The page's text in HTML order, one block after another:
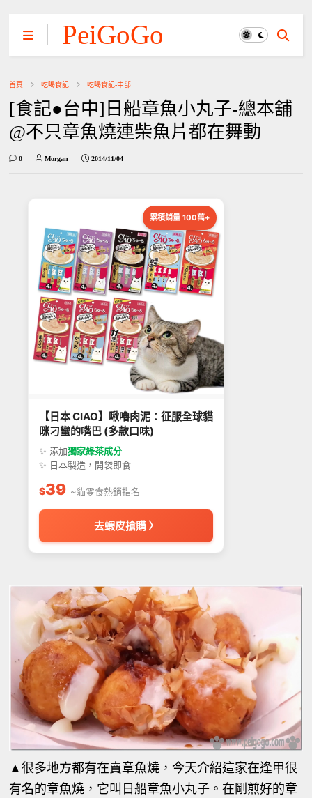
PeiGoGo
首頁 吃喝食記 吃喝食記-中部
[食記●台中]日船章魚小丸子-總本舖
@不只章魚燒連柴魚片都在舞動
0 Morgan 2014/11/04
累積銷量 100萬+
【日本 CIAO】啾嚕肉泥：征服全球貓
咪刁蠻的嘴巴 (多款口味)
✨ 添加獨家綠茶成分
✨ 日本製造，開袋即食
$39 ~貓零食熱銷指名
去蝦皮搶購 〉
▲很多地方都有在賣章魚燒，今天介紹這家在逢甲很
有名的章魚燒，它叫日船章魚小丸子。在剛煎好的章